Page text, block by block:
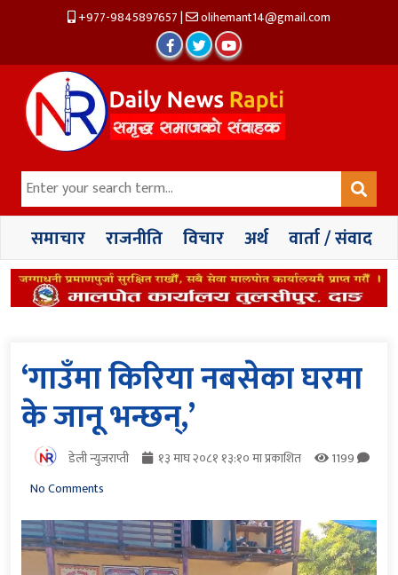
+977-9845897657| olihemant14@gmail.com
समाचार राजनीति विचार अर्थ वार्ता / संवाद
‘गाउँमा किरिया नबसेका घरमा
के जानू भन्छन्,’
डेली न्युजराप्ती १३ माघ २०८१ १३:१० मा प्रकाशित
1199
No Comments